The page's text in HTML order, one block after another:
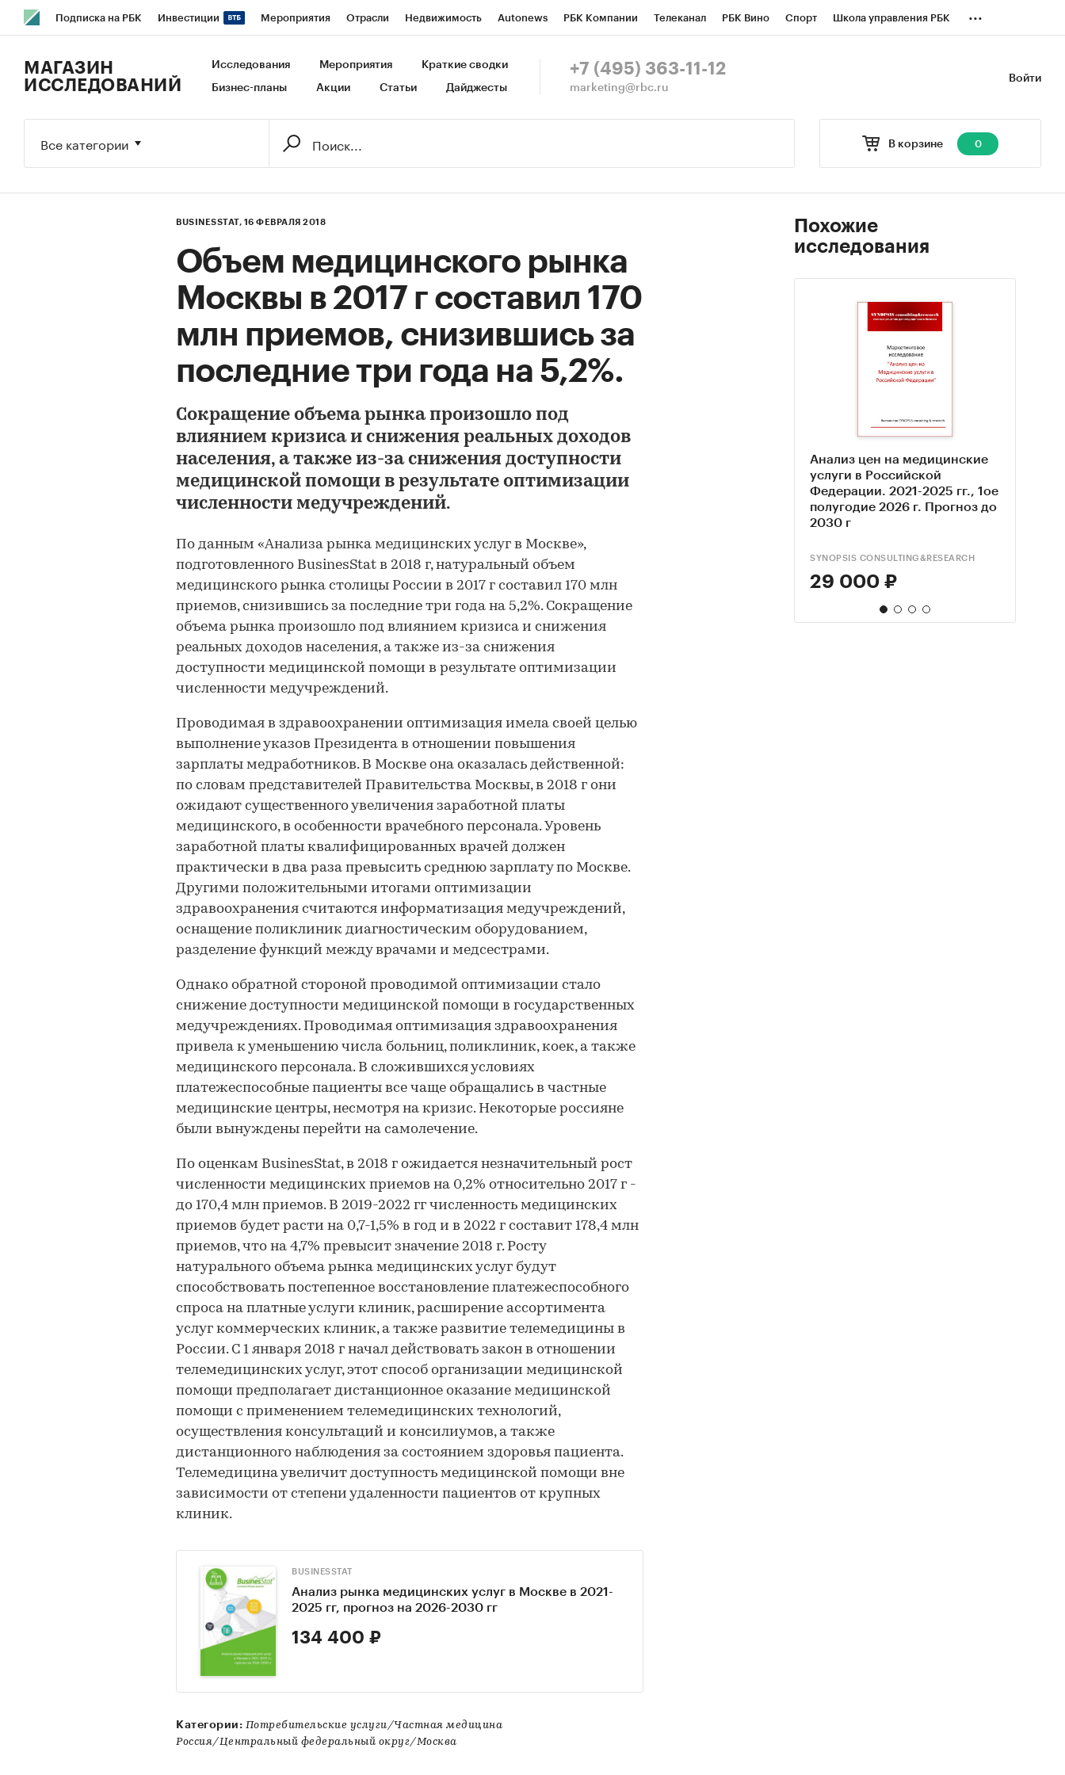
Подписка на РБК Инвестиции Мероприятия Отрасли Недвижимость Autonews РБК Компании Телеканал РБК Вино Спорт Школа управления РБК
Исследования Кредитные рейтинги Франшизы Газета Спецпроекты СПб Конференции СПб Спецпроекты
...
Войти
МАГАЗИН
ИССЛЕДОВАНИЙ
Исследования Мероприятия Краткие сводки
Бизнес-планы Акции Статьи Дайджесты
+7 (495) 363-11-12
marketing@rbc.ru
В корзине 0
Все категории
BUSINESSTAT, 16 ФЕВРАЛЯ 2018
Объем медицинского рынка
Москвы в 2017 г составил 170
млн приемов, снизившись за
последние три года на 5,2%.
Сокращение объема рынка произошло под
влиянием кризиса и снижения реальных доходов
населения, а также из-за снижения доступности
медицинской помощи в результате оптимизации
численности медучреждений.
По данным «Анализа рынка медицинских услуг в Москве»,
подготовленного BusinesStat в 2018 г, натуральный объем
медицинского рынка столицы России в 2017 г составил 170 млн
приемов, снизившись за последние три года на 5,2%. Сокращение
объема рынка произошло под влиянием кризиса и снижения
реальных доходов населения, а также из-за снижения
доступности медицинской помощи в результате оптимизации
численности медучреждений.
Проводимая в здравоохранении оптимизация имела своей целью
выполнение указов Президента в отношении повышения
зарплаты медработников. В Москве она оказалась действенной:
по словам представителей Правительства Москвы, в 2018 г они
ожидают существенного увеличения заработной платы
медицинского, в особенности врачебного персонала. Уровень
заработной платы квалифицированных врачей должен
практически в два раза превысить среднюю зарплату по Москве.
Другими положительными итогами оптимизации
здравоохранения считаются информатизация медучреждений,
оснащение поликлиник диагностическим оборудованием,
разделение функций между врачами и медсестрами.
Однако обратной стороной проводимой оптимизации стало
снижение доступности медицинской помощи в государственных
медучреждениях. Проводимая оптимизация здравоохранения
привела к уменьшению числа больниц, поликлиник, коек, а также
медицинского персонала. В сложившихся условиях
платежеспособные пациенты все чаще обращались в частные
медицинские центры, несмотря на кризис. Некоторые россияне
были вынуждены перейти на самолечение.
По оценкам BusinesStat, в 2018 г ожидается незначительный рост
численности медицинских приемов на 0,2% относительно 2017 г -
до 170,4 млн приемов. В 2019-2022 гг численность медицинских
приемов будет расти на 0,7-1,5% в год и в 2022 г составит 178,4 млн
приемов, что на 4,7% превысит значение 2018 г. Росту
натурального объема рынка медицинских услуг будут
способствовать постепенное восстановление платежеспособного
спроса на платные услуги клиник, расширение ассортимента
услуг коммерческих клиник, а также развитие телемедицины в
России. С 1 января 2018 г начал действовать закон в отношении
телемедицинских услуг, этот способ организации медицинской
помощи предполагает дистанционное оказание медицинской
помощи с применением телемедицинских технологий,
осуществления консультаций и консилиумов, а также
дистанционного наблюдения за состоянием здоровья пациента.
Телемедицина увеличит доступность медицинской помощи вне
зависимости от степени удаленности пациентов от крупных
клиник.
BUSINESSTAT
Анализ рынка медицинских услуг в Москве в 2021-
2025 гг, прогноз на 2026-2030 гг
134 400 ₽
Категории: Потребительские услуги/Частная медицина
Россия/Центральный федеральный округ/Москва
Похожие
исследования
Анализ цен на медицинские
услуги в Российской
Федерации. 2021-2025 гг., 1ое
полугодие 2026 г. Прогноз до
2030 г
SYNOPSIS CONSULTING&RESEARCH
29 000 ₽